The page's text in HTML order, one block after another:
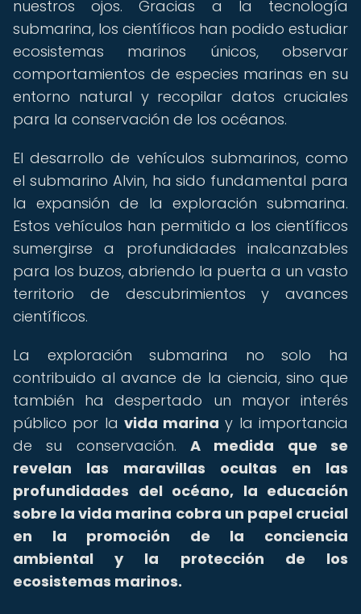
nuestros ojos. Gracias a la tecnología
submarina, los científicos han podido estudiar
ecosistemas marinos únicos, observar
comportamientos de especies marinas en su
entorno natural y recopilar datos cruciales
para la conservación de los océanos.
El desarrollo de vehículos submarinos, como
el submarino Alvin, ha sido fundamental para
la expansión de la exploración submarina.
Estos vehículos han permitido a los científicos
sumergirse a profundidades inalcanzables
para los buzos, abriendo la puerta a un vasto
territorio de descubrimientos y avances
científicos.
La exploración submarina no solo ha
contribuido al avance de la ciencia, sino que
también ha despertado un mayor interés
público por la vida marina y la importancia
de su conservación. A medida que se
revelan las maravillas ocultas en las
profundidades del océano, la educación
sobre la vida marina cobra un papel crucial
en la promoción de la conciencia
ambiental y la protección de los
ecosistemas marinos.